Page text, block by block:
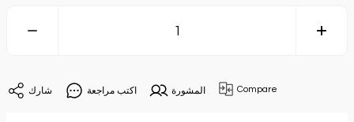
شارك اكتب مراجعة المشورة Compare